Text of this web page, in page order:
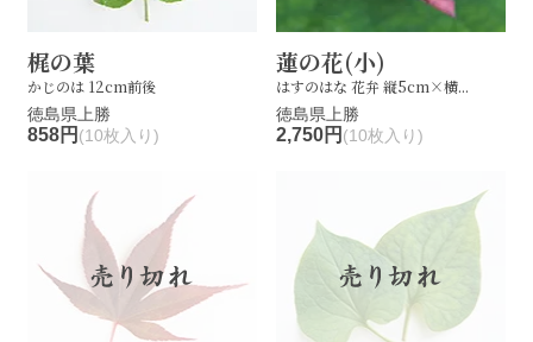
梶の葉
かじのは 12cm前後
徳島県上勝
858円 (10枚入り)
蓮の花(小)
はすのはな 花弁 縦5cm×横...
徳島県上勝
2,750円 (10枚入り)